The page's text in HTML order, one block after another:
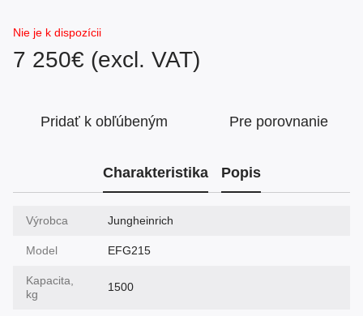
Nie je k dispozícii
7 250€ (excl. VAT)
Pridať k obľúbeným Pre porovnanie
Charakteristika Popis
Výrobca Jungheinrich
Model EFG215
Kapacita,
kg
1500